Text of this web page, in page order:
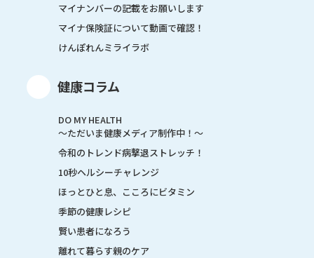
マイナンバーの記載をお願いします
マイナ保険証について動画で確認！
けんぽれんミライラボ
健康コラム
DO MY HEALTH
～ただいま健康メディア制作中！～
令和のトレンド病撃退ストレッチ！
10秒ヘルシーチャレンジ
ほっとひと息、こころにビタミン
季節の健康レシピ
賢い患者になろう
離れて暮らす親のケア